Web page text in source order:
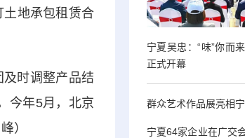
土地承包租赁合
时调整产品结
今年5月，北京
）
宁夏吴忠：“味”你而
正式开幕
群众艺术作品展亮相
宁夏64家企业在广交